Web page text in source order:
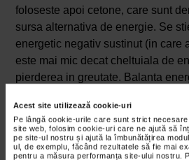
Acest site utilizează cookie-uri
Pe lângă cookie-urile care sunt strict
site web, folosim cookie-uri care ne ajută să
pe site-ul nostru și ajută la îmbunătățirea
ul, de exemplu, făcând rezultatele să fie mai
pentru a măsura performanța site-ului nostru.
foloseste apoi cetone, care sunt
sursa alternativa de energie. Se
energetic negativ sustinut (in care
este mai mic decat cheltuiala de
pierderea in greutate. Balanta
conduca la pierderea in greutate
de grasime.
Perioada de post intermitent